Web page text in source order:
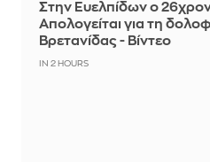
Στην Ευελπίδων ο
Απολογείται για τη
Βρετανίδας - Βίντεο
IN 2 HOURS